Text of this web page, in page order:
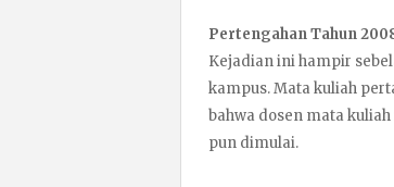
Pertengahan Tahun
Kejadian ini hampir
kampus. Mata kuliah
bahwa dosen mata
pun dimulai.